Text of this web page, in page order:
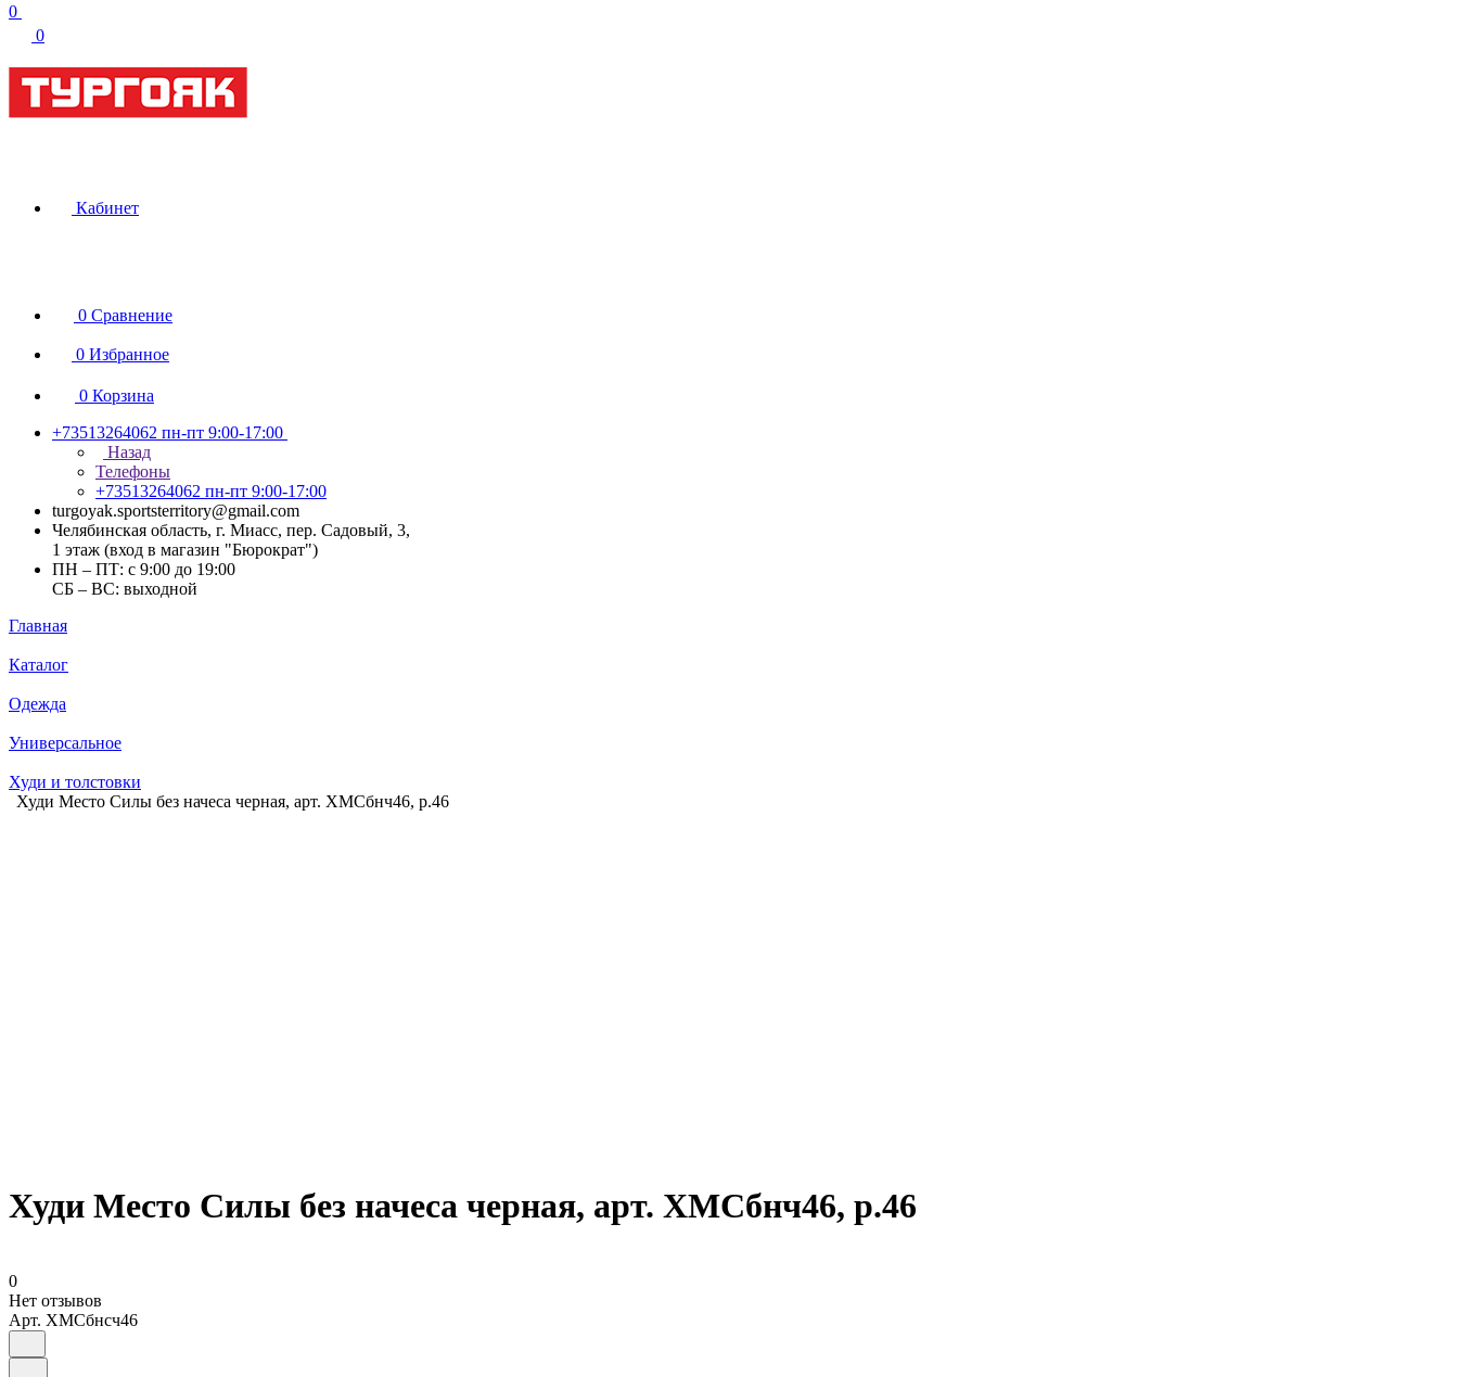
0
0
Кабинет
0 Сравнение
0 Избранное
0 Корзина
+73513264062 пн-пт 9:00-17:00
Назад
Телефоны
+73513264062 пн-пт 9:00-17:00
turgoyak.sportsterritory@gmail.com
Челябинская область, г. Миасс, пер. Садовый, 3,
1 этаж (вход в магазин "Бюрократ")
ПН – ПТ: с 9:00 до 19:00
СБ – ВС: выходной
Главная
Каталог
Одежда
Универсальное
Худи и толстовки
Худи Место Силы без начеса черная, арт. ХМСбнч46, р.46
Худи Место Силы без начеса черная, арт. ХМСбнч46, р.46
0
Нет отзывов
Арт. ХМСбнсч46